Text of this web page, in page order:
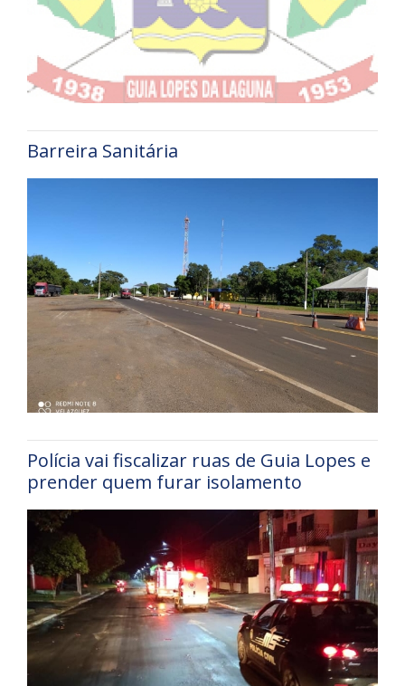
Barreira Sanitária
Polícia vai fiscalizar ruas de Guia Lopes e
prender quem furar isolamento